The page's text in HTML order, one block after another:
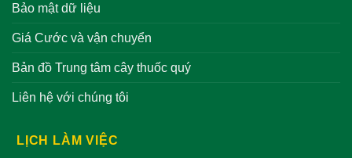
Bảo mật dữ liệu
Giá Cước và vận chuyển
Bản đồ Trung tâm cây thuốc quý
Liên hệ với chúng tôi
LỊCH LÀM VIỆC